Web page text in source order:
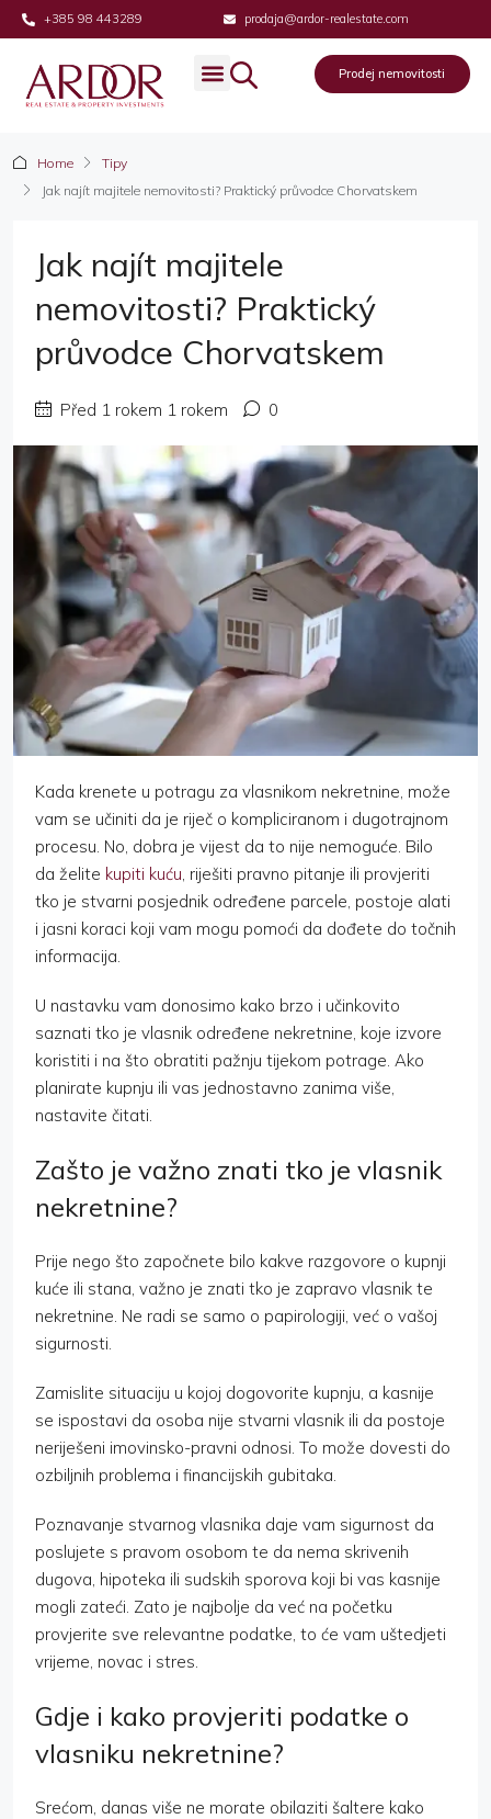
+385 98 443289 prodaja@ardor-realestate.com
Prodej nemovitosti
Home
Tipy
Jak najít majitele nemovitosti? Praktický průvodce Chorvatskem
Jak najít majitele
nemovitosti? Praktický
průvodce Chorvatskem
Před 1 rokem 1 rokem 0
Kada krenete u potragu za vlasnikom nekretnine, može
vam se učiniti da je riječ o kompliciranom i dugotrajnom
procesu. No, dobra je vijest da to nije nemoguće. Bilo
da želite kupiti kuću, riješiti pravno pitanje ili provjeriti
tko je stvarni posjednik određene parcele, postoje alati
i jasni koraci koji vam mogu pomoći da dođete do točnih
informacija.
U nastavku vam donosimo kako brzo i učinkovito
saznati tko je vlasnik određene nekretnine, koje izvore
koristiti i na što obratiti pažnju tijekom potrage. Ako
planirate kupnju ili vas jednostavno zanima više,
nastavite čitati.
Zašto je važno znati tko je vlasnik
nekretnine?
Prije nego što započnete bilo kakve razgovore o kupnji
kuće ili stana, važno je znati tko je zapravo vlasnik te
nekretnine. Ne radi se samo o papirologiji, već o vašoj
sigurnosti.
Zamislite situaciju u kojoj dogovorite kupnju, a kasnije
se ispostavi da osoba nije stvarni vlasnik ili da postoje
neriješeni imovinsko-pravni odnosi. To može dovesti do
ozbiljnih problema i financijskih gubitaka.
Poznavanje stvarnog vlasnika daje vam sigurnost da
poslujete s pravom osobom te da nema skrivenih
dugova, hipoteka ili sudskih sporova koji bi vas kasnije
mogli zateći. Zato je najbolje da već na početku
provjerite sve relevantne podatke, to će vam uštedjeti
vrijeme, novac i stres.
Gdje i kako provjeriti podatke o
vlasniku nekretnine?
Srećom, danas više ne morate obilaziti šaltere kako